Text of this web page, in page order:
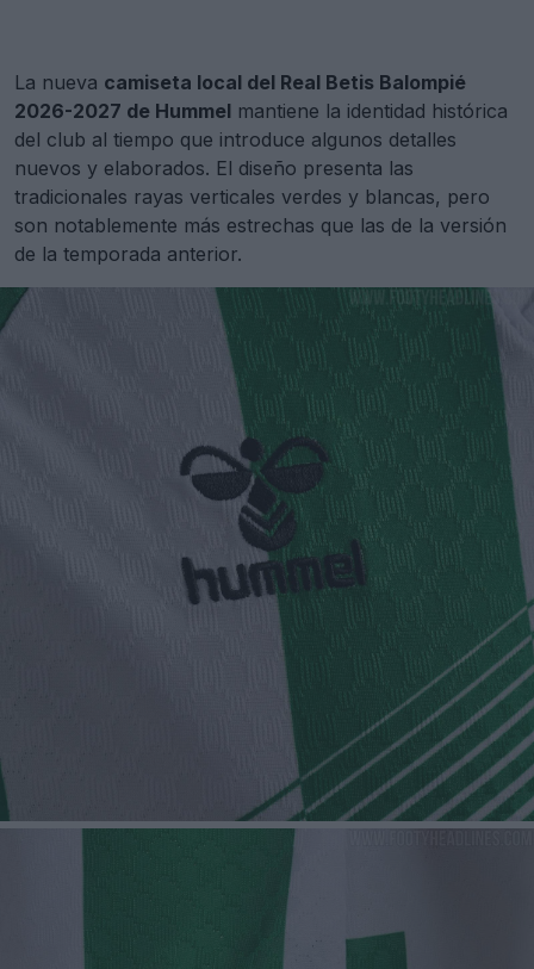
La nueva camiseta local del Real Betis Balompié
2026-2027 de Hummel mantiene la identidad histórica
del club al tiempo que introduce algunos detalles
nuevos y elaborados. El diseño presenta las
tradicionales rayas verticales verdes y blancas, pero
son notablemente más estrechas que las de la versión
de la temporada anterior.